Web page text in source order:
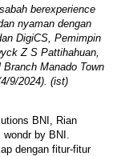
berexperience
nyaman dengan
DigiCS, Pemimpin
Z S Pattihahuan,
Manado Town
9/2024). (ist)
BNI, Rian
by BNI.
dengan fitur-fitur